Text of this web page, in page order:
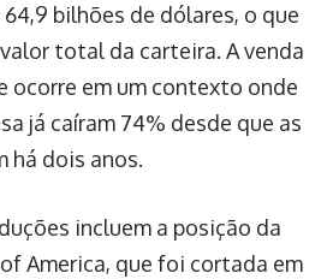
bilhões de dólares, o que
total da carteira. A venda
ocorre em um contexto onde
já caíram 74% desde que as
há dois anos.
incluem a posição da
America, que foi cortada em